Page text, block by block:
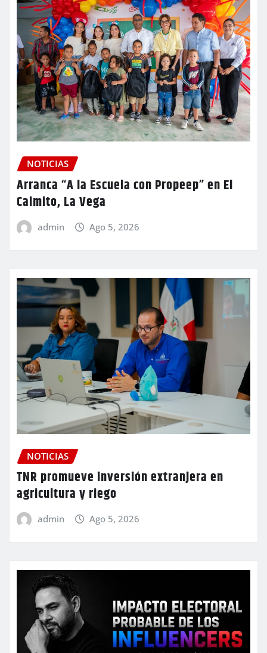
NOTICIAS
Arranca “A la Escuela con Propeep” en El
Caimito, La Vega
admin Ago 5, 2026
NOTICIAS
TNR promueve inversión extranjera en
agricultura y riego
admin Ago 5, 2026